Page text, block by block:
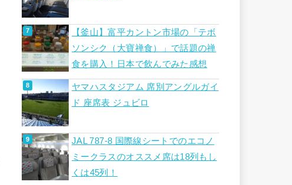
【釜山】富平カントン市場の「テボ
ソンシク（大寶禅食）」で話題の禅
食を購入！日本で飲んでみた感想
ヤマハスタジアム 席別アングルガイ
ド 座席表 ジュビロ
JAL 787-8 国際線シートでのエコノ
ミークラスのオススメ席は18列もし
くは45列！